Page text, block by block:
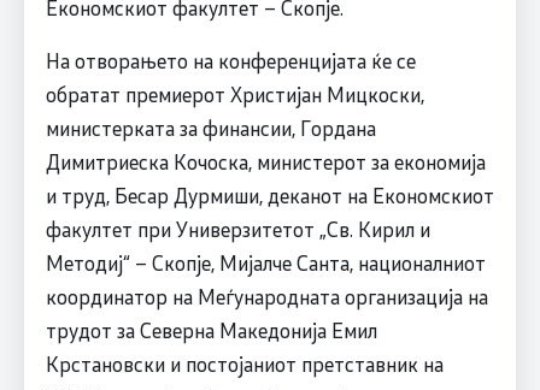
Економскиот факултет – Скопје.
На отворањето на конференцијата ќе се
обратат премиерот Христијан Мицкоски,
министерката за финансии, Гордана
Димитриеска Кочоска, министерот за економија
и труд, Бесар Дурмиши, деканот на Економскиот
факултет при Универзитетот „Св. Кирил и
Методиј“ – Скопје, Мијалче Санта, националниот
координатор на Меѓународната организација на
трудот за Северна Македонија Емил
Крстановски и постојаниот претставник на